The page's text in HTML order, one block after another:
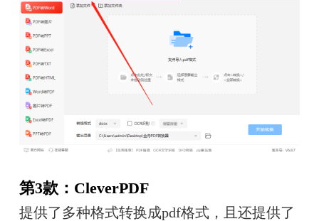
第3款：CleverPDF
提供了多种格式转换成pdf格式，且还提供了